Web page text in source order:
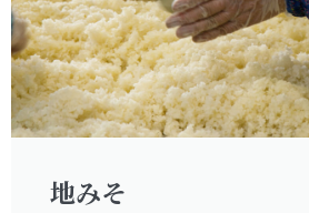
地みそ